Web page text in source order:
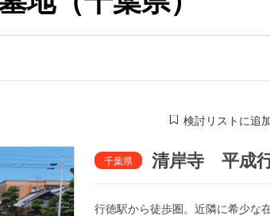
検討リストに追
千葉県 清岸寺 平成
行徳駅から徒歩圏。近隣に希少な